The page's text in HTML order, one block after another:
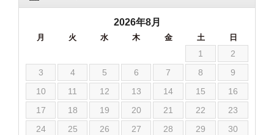
2026年8月
月 火 水 木 金 土 日
1
2
3
4 5 6 7 8
9
10
11 12 13 14 15
16
17
18 19 20 21 22
23
24
25 26 27 28 29
30